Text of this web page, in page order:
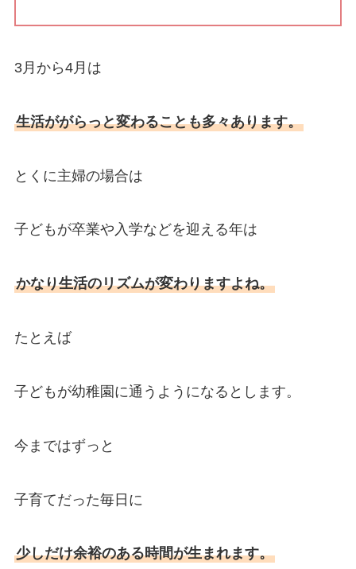
3月から4月は
生活ががらっと変わることも多々あります。
とくに主婦の場合は
子どもが卒業や入学などを迎える年は
かなり生活のリズムが変わりますよね。
たとえば
子どもが幼稚園に通うようになるとします。
今まではずっと
子育てだった毎日に
少しだけ余裕のある時間が生まれます。